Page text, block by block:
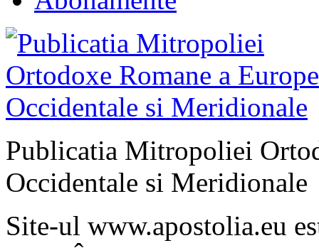
Publicatia Mitropoliei
Occidentale si Meridionale
Site-ul www.apostolia.eu